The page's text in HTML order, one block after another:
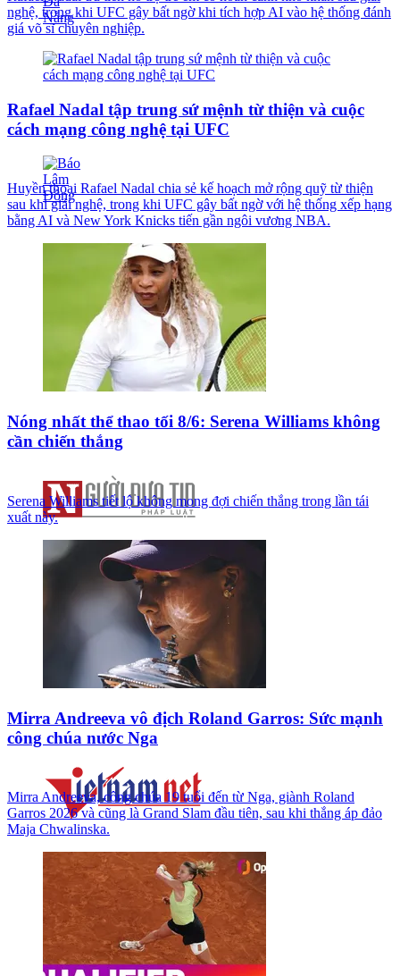
nghệ, trong khi UFC gây bất ngờ khi tích hợp AI vào hệ thống đánh
giá võ sĩ chuyên nghiệp.
Rafael Nadal tập trung sứ mệnh từ thiện và cuộc
cách mạng công nghệ tại UFC
Huyền thoại Rafael Nadal chia sẻ kế hoạch mở rộng quỹ từ thiện
sau khi giải nghệ, trong khi UFC gây bất ngờ với hệ thống xếp hạng
bằng AI và New York Knicks tiến gần ngôi vương NBA.
Nóng nhất thể thao tối 8/6: Serena Williams không
cần chiến thắng
Serena Williams tiết lộ không mong đợi chiến thắng trong lần tái
xuất này.
Mirra Andreeva vô địch Roland Garros: Sức mạnh
công chúa nước Nga
Mirra Andreeva, công chúa 19 tuổi đến từ Nga, giành Roland
Garros 2026 và cũng là Grand Slam đầu tiên, sau khi thắng áp đảo
Maja Chwalinska.